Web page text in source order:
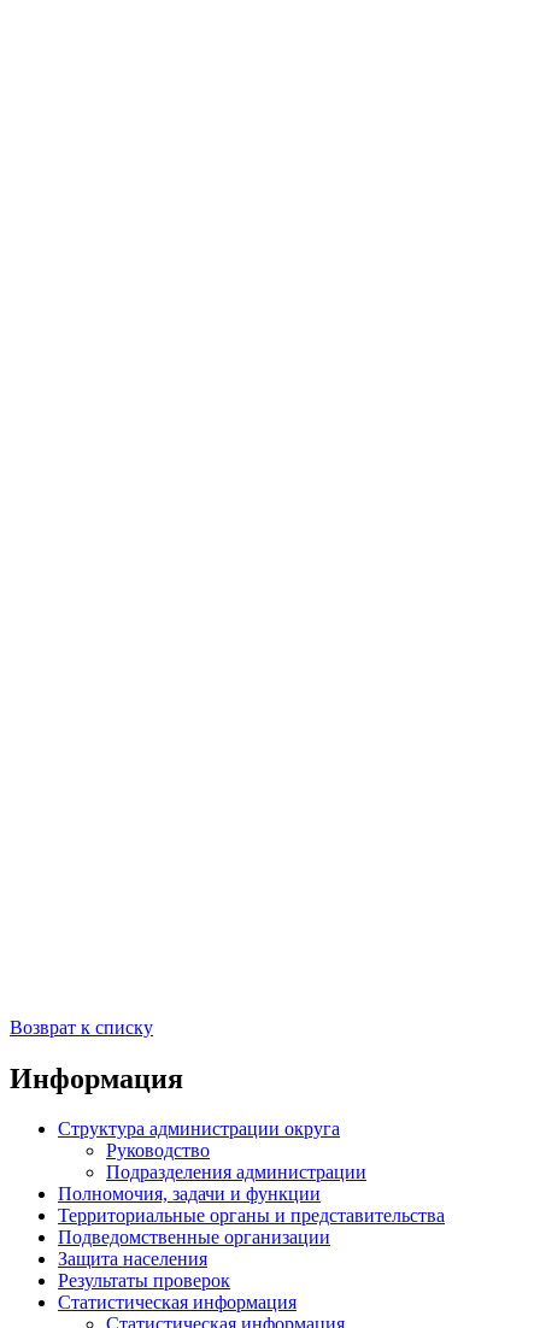
Возврат к списку
Информация
Структура администрации округа
Руководство
Подразделения администрации
Полномочия, задачи и функции
Территориальные органы и представительства
Подведомственные организации
Защита населения
Результаты проверок
Статистическая информация